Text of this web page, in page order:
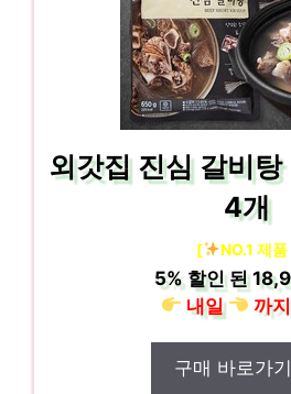
외갓집 진심 갈비
4개
[ NO.1 제
5% 할인 된
내일
까지
구매 바로가기